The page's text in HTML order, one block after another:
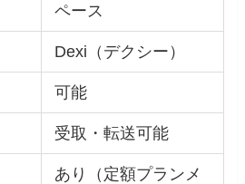
ペース
Dexi（デクシー）
可能
受取・転送可能
あり（定額プランメ